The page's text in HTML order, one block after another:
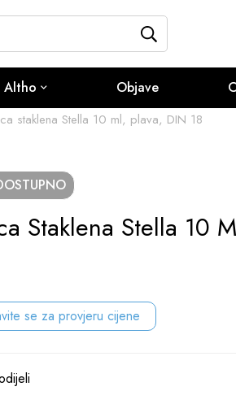
Altho Objave
staklena Stella 10 ml, plava, DIN 18
Staklena Stella 10
se za provjeru cijene